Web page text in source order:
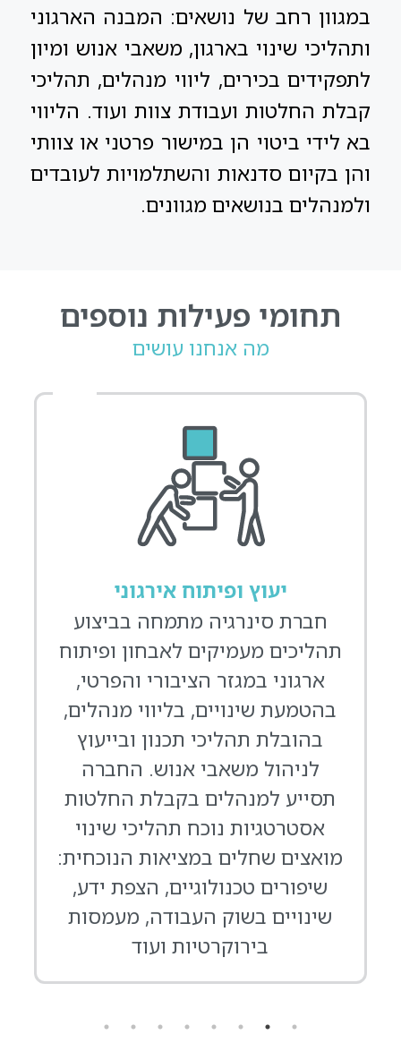
במגוון רחב של נושאים: המבנה הארגוני
ותהליכי שינוי בארגון, משאבי אנוש ומיון
לתפקידים בכירים, ליווי מנהלים, תהליכי
קבלת החלטות ועבודת צוות ועוד. הליווי
בא לידי ביטוי הן במישור פרטני או צוותי
והן בקיום סדנאות והשתלמויות לעובדים
ולמנהלים בנושאים מגוונים.
תחומי פעילות נוספים
מה אנחנו עושים
יעוץ ופיתוח אירגוני
חברת סינרגיה מתמחה בביצוע
תהליכים מעמיקים לאבחון ופיתוח
ארגוני במגזר הציבורי והפרטי,
בהטמעת שינויים, בליווי מנהלים,
בהובלת תהליכי תכנון ובייעוץ
לניהול משאבי אנוש. החברה
תסייע למנהלים בקבלת החלטות
אסטרטגיות נוכח תהליכי שינוי
מואצים שחלים במציאות הנוכחית:
שיפורים טכנולוגיים, הצפת ידע,
שינויים בשוק העבודה, מעמסות
בירוקרטיות ועוד